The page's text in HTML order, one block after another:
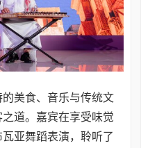
美食、音乐与传统文
道。嘉宾在享受味觉
亚舞蹈表演，聆听了